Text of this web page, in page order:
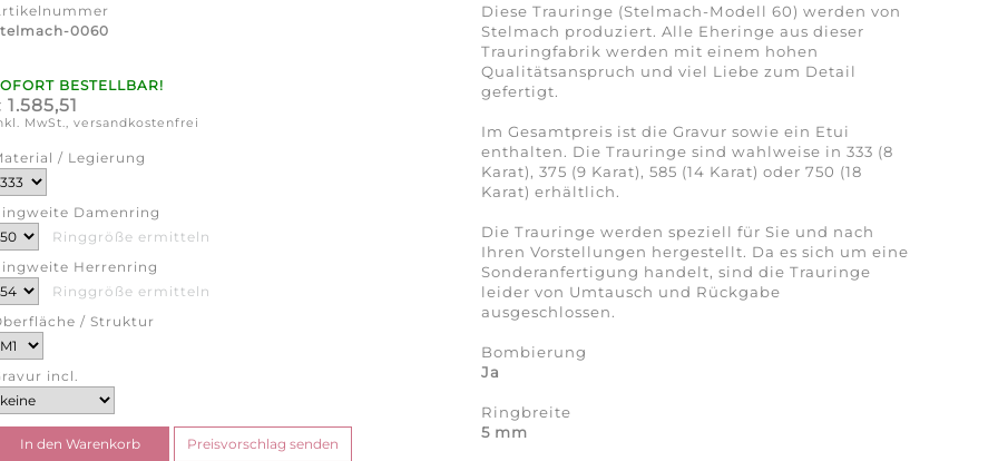
0060
BESTELLBAR!
1.585,51
MwSt., versandkostenfrei
/ Legierung
Damenring
Ringgröße ermitteln
Herrenring
Ringgröße ermitteln
/ Struktur
incl.
Diese Trauringe (Stelmach-Modell 60) werden von
Stelmach produziert. Alle Eheringe aus dieser
Trauringfabrik werden mit einem hohen
Qualitätsanspruch und viel Liebe zum Detail
gefertigt.
Im Gesamtpreis ist die Gravur sowie ein Etui
enthalten. Die Trauringe sind wahlweise in 333 (8
Karat), 375 (9 Karat), 585 (14 Karat) oder 750 (18
Karat) erhältlich.
Die Trauringe werden speziell für Sie und nach
Ihren Vorstellungen hergestellt. Da es sich um eine
Sonderanfertigung handelt, sind die Trauringe
leider von Umtausch und Rückgabe
ausgeschlossen.
Bombierung
Ja
Ringbreite
5 mm